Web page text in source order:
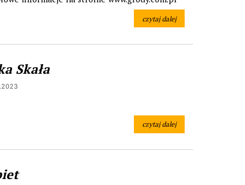
czytaj dalej
na temat: Korona Gór Sowich
Skała
czytaj dalej
na temat: IV Piławska Skała